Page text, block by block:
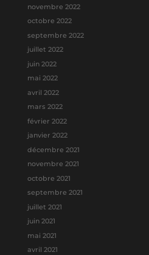
novembre 2022
octobre 2022
septembre 2022
juillet 2022
juin 2022
mai 2022
avril 2022
mars 2022
février 2022
janvier 2022
décembre 2021
novembre 2021
octobre 2021
septembre 2021
juillet 2021
juin 2021
mai 2021
avril 2021